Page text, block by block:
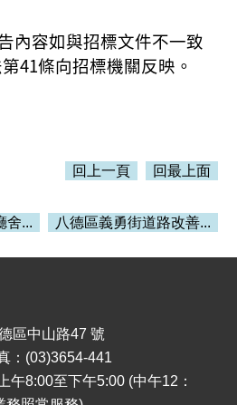
內容如與招標文件不一致
41條向招標機關反映。
回上一頁 回最上面
舍... 八德區義勇街道路改善...
區中山路47 號
：(03)3654-441
午8:00至下午5:00 (中午12：